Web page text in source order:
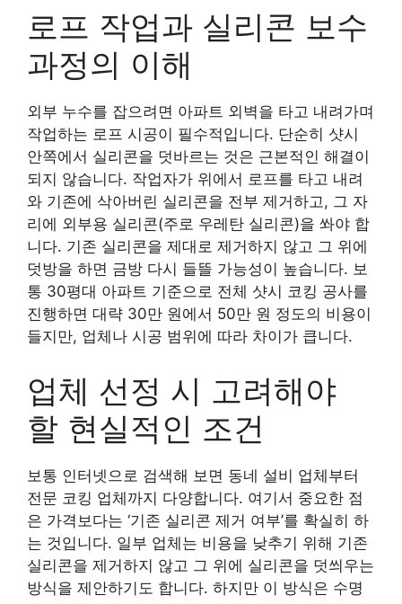
로프 작업과 실리콘 보수
과정의 이해
외부 누수를 잡으려면 아파트 외벽을 타고 내려가며
작업하는 로프 시공이 필수적입니다. 단순히 샷시
안쪽에서 실리콘을 덧바르는 것은 근본적인 해결이
되지 않습니다. 작업자가 위에서 로프를 타고 내려
와 기존에 삭아버린 실리콘을 전부 제거하고, 그 자
리에 외부용 실리콘(주로 우레탄 실리콘)을 쏴야 합
니다. 기존 실리콘을 제대로 제거하지 않고 그 위에
덧방을 하면 금방 다시 들뜰 가능성이 높습니다. 보
통 30평대 아파트 기준으로 전체 샷시 코킹 공사를
진행하면 대략 30만 원에서 50만 원 정도의 비용이
들지만, 업체나 시공 범위에 따라 차이가 큽니다.
업체 선정 시 고려해야
할 현실적인 조건
보통 인터넷으로 검색해 보면 동네 설비 업체부터
전문 코킹 업체까지 다양합니다. 여기서 중요한 점
은 가격보다는 ‘기존 실리콘 제거 여부’를 확실히 하
는 것입니다. 일부 업체는 비용을 낮추기 위해 기존
실리콘을 제거하지 않고 그 위에 실리콘을 덧씌우는
방식을 제안하기도 합니다. 하지만 이 방식은 수명